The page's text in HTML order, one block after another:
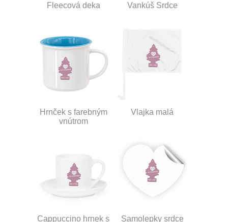
Fleecová deka Vankúš Srdce
Hrnček s farebným
vnútrom
Vlajka malá
Cappuccino hrnek s Samolepky srdce